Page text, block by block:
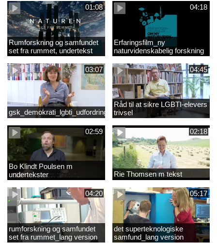
01:08
Rumforskning og samfundet
set fra rummet, undertekst
04:18
Erfaringsfilm_ny
naturvidenskabelig forskning
03:07
gsk_demokrati_lgbti_udfordringer
04:45
Råd til at sikre LGBTI-elevers
trivsel
02:59
Bo Klindt Poulsen m
undertekster
02:18
Rie Thomsen m tekst
04:20
rumforskning og samfundet
set fra rummet_lang version
05:17
det superteknologiske
samfund_lang version